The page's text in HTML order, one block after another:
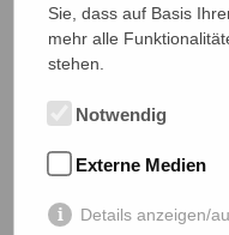
Wir freuen uns Sie auch in
Fachvereinigung
aufmerksam machen zu
Themen beleuchtet und im
hier einsehen. Die
Sie, dass auf Basis
mehr alle
stehen.
Notwendig
Externe Medien
Details anzeigen/